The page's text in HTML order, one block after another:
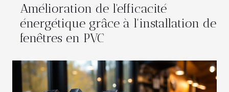
Amélioration de l'efficacité
énergétique grâce à l'installation de
fenêtres en PVC